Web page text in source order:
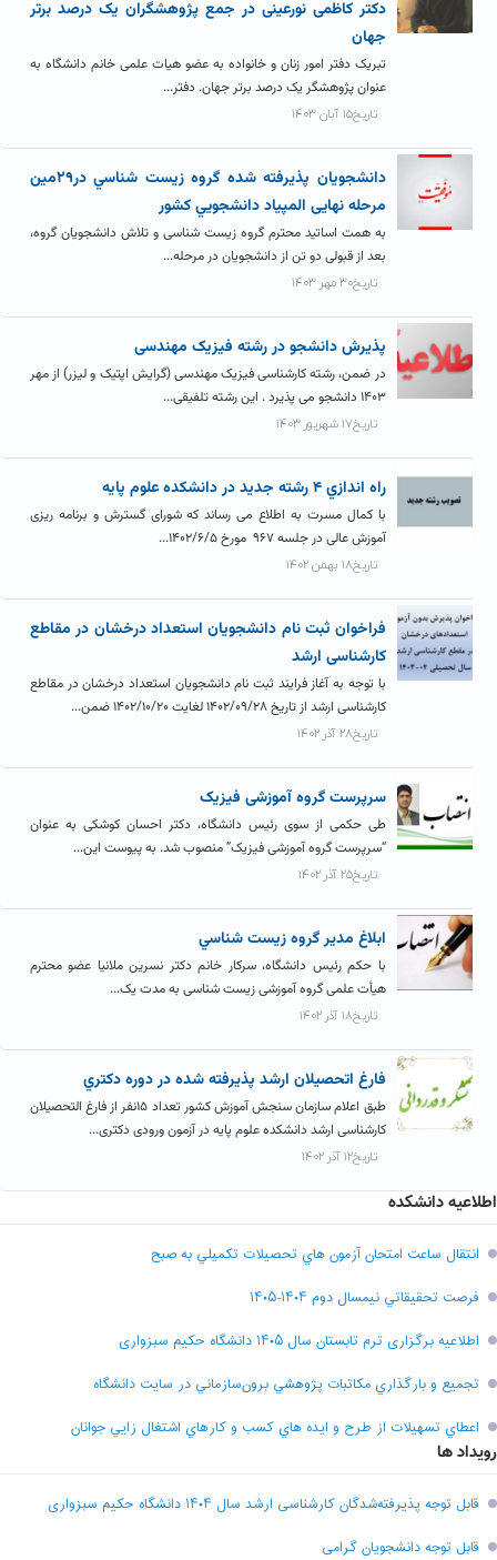
دکتر کاظمی نورعینی در جمع پژوهشگران یک درصد برتر
جهان
تبریک دفتر امور زنان و خانواده به عضو هیات علمی خانم دانشگاه به
عنوان پژوهشگر یک درصد برتر جهان. دفتر...
تاریخ۱۵ آبان ۱۴۰۳
دانشجويان پذيرفته شده گروه زيست شناسي در۲۹مين
مرحله نهایی المپياد دانشجويي کشور
به همت اساتید محترم گروه زیست شناسی و تلاش دانشجویان گروه،
بعد از قبولی دو تن از دانشجویان در مرحله...
تاریخ۳۰ مهر ۱۴۰۳
پذیرش دانشجو در رشته فیزیک مهندسی
در ضمن، رشته کارشناسی فیزیک مهندسی (گرایش اپتیک و لیزر) از مهر
۱۴۰۳ دانشجو می پذیرد . این رشته تلفیقی...
تاریخ۱۷ شهریور ۱۴۰۳
راه اندازي ۴ رشته جديد در دانشکده علوم پایه
با کمال مسرت به اطلاع می رساند که شورای گسترش و برنامه ریزی
آموزش عالی در جلسه ۹۶۷ مورخ ۱۴۰۲/۶/۵...
تاریخ۱۸ بهمن ۱۴۰۲
فراخوان ثبت نام دانشجویان استعداد درخشان در مقاطع
کارشناسی ارشد
با توجه به آغاز فرایند ثبت نام دانشجویان استعداد درخشان در مقاطع
کارشناسی ارشد از تاریخ ۱۴۰۲/۰۹/۲۸ لغایت ۱۴۰۲/۱۰/۲۰ ضمن...
تاریخ۲۸ آذر ۱۴۰۲
سرپرست گروه آموزشی فیزیک
طی حکمی از سوی رئیس دانشگاه، دکتر احسان کوشکی به عنوان
“سرپرست گروه آموزشی فیزیک” منصوب شد. به پیوست این...
تاریخ۲۵ آذر ۱۴۰۲
ابلاغ مدير گروه زيست شناسي
با حکم رئیس دانشگاه، سرکار خانم دکتر نسرین ملانیا عضو محترم
هیأت علمی گروه آموزشی زیست شناسی به مدت یک...
تاریخ۱۸ آذر ۱۴۰۲
فارغ اتحصيلان ارشد پذيرفته شده در دوره دکتري
طبق اعلام سازمان سنجش آموزش کشور تعداد ۱۵نفر از فارغ التحصیلان
کارشناسی ارشد دانشکده علوم پایه در آزمون ورودی دکتری...
تاریخ۱۲ آذر ۱۴۰۲
اطلاعیه دانشکده
انتقال ساعت امتحان آزمون هاي تحصيلات تکميلي به صبح
فرصت تحقيقاتي نیمسال دوم ۱۴۰۴-۱۴۰۵
اطلاعیه برگزاری ترم تابستان سال ۱۴۰۵ دانشگاه حکیم سبزواری
تجميع و بارگذاري مکاتبات پژوهشي برون‌سازماني در سايت دانشگاه
اعطاي تسهيلات از طرح و ايده هاي کسب و کارهاي اشتغال زايي جوانان
رویداد ها
قابل توجه پذیرفته‌شدگان کارشناسی ارشد سال ۱۴۰۴ دانشگاه حکیم سبزواری
قابل توجه دانشجویان گرامی